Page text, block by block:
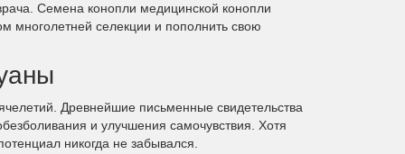
Семена конопли медицинской конопли
многолетней селекции и пополнить свою
Древнейшие письменные свидетельства
и улучшения самочувствия. Хотя
никогда не забывался.